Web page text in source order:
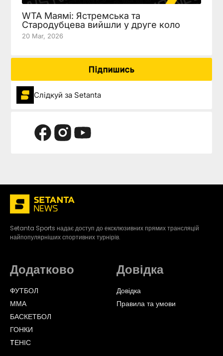
WTA Маямі: Ястремська та
Стародубцева вийшли у друге коло
20 Mar, 2026
Підпишись
Слідкуй за Setanta
Setanta Sports надає доступ до ексклюзивних прямих трансляцій
найпопулярніших спортивних турнірів.
Додатково
ФУТБОЛ
ММА
БАСКЕТБОЛ
ГОНКИ
TЕНІС
Довідка
Довідка
Правила та умови